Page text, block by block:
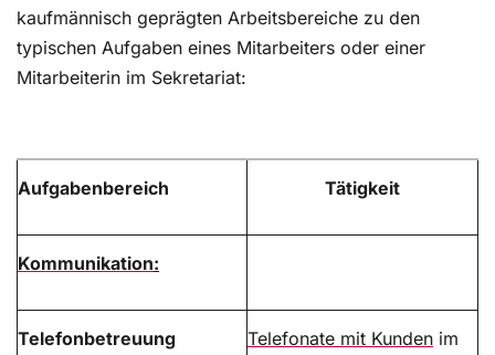
kaufmännisch geprägten Arbeitsbereiche zu den
typischen Aufgaben eines Mitarbeiters oder einer
Mitarbeiterin im Sekretariat:
Aufgabenbereich Tätigkeit
Kommunikation:
Telefonbetreuung Telefonate mit Kunden im